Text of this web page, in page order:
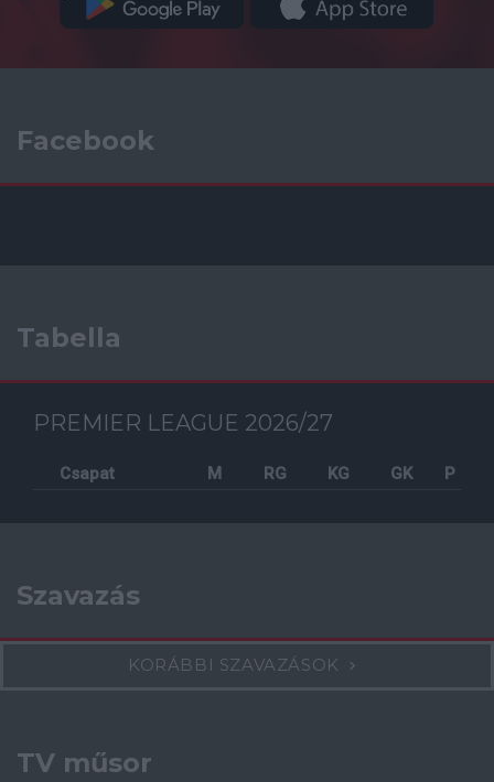
Facebook
Tabella
PREMIER LEAGUE 2026/27
Csapat M RG KG GK P
Szavazás
KORÁBBI SZAVAZÁSOK
TV műsor